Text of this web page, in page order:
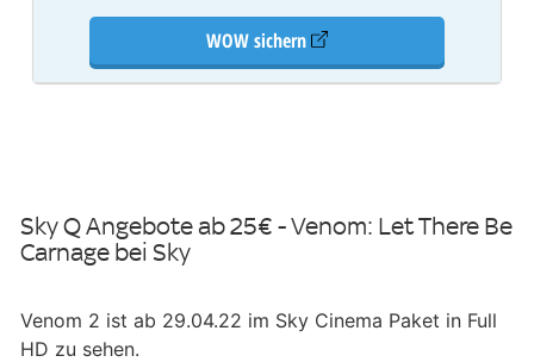
WOW sichern
Sky Q Angebote ab 25€ - Venom: Let There Be
Carnage bei Sky
Venom 2 ist ab 29.04.22 im Sky Cinema Paket in Full
HD zu sehen.